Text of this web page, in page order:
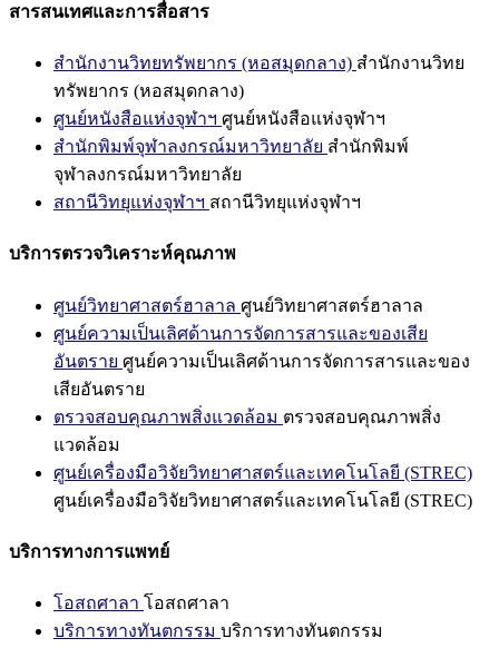
สารสนเทศและการสื่อสาร
สำนักงานวิทยทรัพยากร (หอสมุดกลาง) สำนักงานวิทย
ทรัพยากร (หอสมุดกลาง)
ศูนย์หนังสือแห่งจุฬาฯ ศูนย์หนังสือแห่งจุฬาฯ
สำนักพิมพ์จุฬาลงกรณ์มหาวิทยาลัย สำนักพิมพ์
จุฬาลงกรณ์มหาวิทยาลัย
สถานีวิทยุแห่งจุฬาฯ สถานีวิทยุแห่งจุฬาฯ
บริการตรวจวิเคราะห์คุณภาพ
ศูนย์วิทยาศาสตร์ฮาลาล ศูนย์วิทยาศาสตร์ฮาลาล
ศูนย์ความเป็นเลิศด้านการจัดการสารและของเสีย
อันตราย ศูนย์ความเป็นเลิศด้านการจัดการสารและของ
เสียอันตราย
ตรวจสอบคุณภาพสิ่งแวดล้อม ตรวจสอบคุณภาพสิ่ง
แวดล้อม
ศูนย์เครื่องมือวิจัยวิทยาศาสตร์และเทคโนโลยี (STREC)
ศูนย์เครื่องมือวิจัยวิทยาศาสตร์และเทคโนโลยี (STREC)
บริการทางการแพทย์
โอสถศาลา โอสถศาลา
บริการทางทันตกรรม บริการทางทันตกรรม